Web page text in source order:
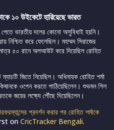
১০ উইকেটে হারিয়েছে ভারত
ভারতীয় দলের কোনো অসুবিধাই হয়নি।
নিশ্চিত করে ফেলেছিল। মহম্মদ সিরাজের
৫০ রানে অলআউট করে দিয়েছিল রোহিত
জিতে নিয়েছিল। অধিনায়ক রোহিত শর্মা
ওপেন করতে পাঠিয়েছিলেন। শুভমন গিল
জয়ের লক্ষ্যে পৌঁছে দিয়েছিলেন।
প্রদর্শন করার পর রোহিত শর্মাকে
on CricTracker Bengali.